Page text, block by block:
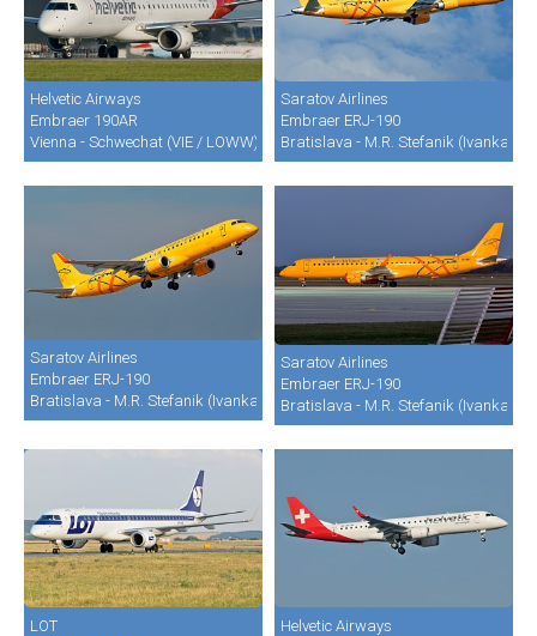
Helvetic Airways
Embraer 190AR
Vienna - Schwechat (VIE / LOWW)
Saratov Airlines
Embraer ERJ-190
Bratislava - M.R. Stefanik (Ivanka)
Saratov Airlines
Embraer ERJ-190
Bratislava - M.R. Stefanik (Ivanka) (BTS / LZIB)
Saratov Airlines
Embraer ERJ-190
Bratislava - M.R. Stefanik (Ivanka)
LOT
Helvetic Airways